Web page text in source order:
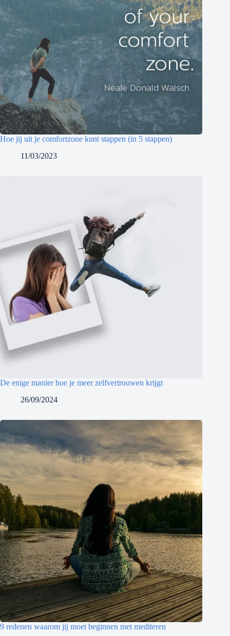
Hoe jij uit je comfortzone kunt stappen (in 5 stappen)
11/03/2023
De enige manier hoe je meer zelfvertrouwen krijgt
26/09/2024
9 redenen waarom jij moet beginnen met mediteren